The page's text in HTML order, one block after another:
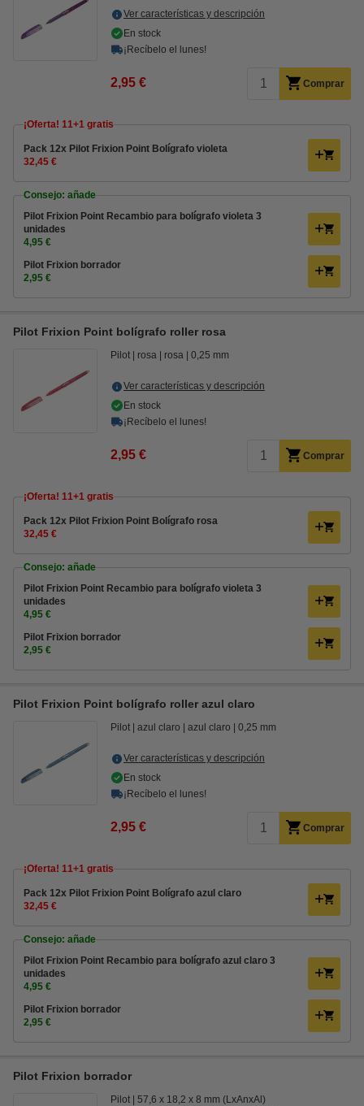
Ver características y descripción
En stock
¡Recíbelo el lunes!
2,95 € Comprar
¡Oferta! 11+1 gratis
Pack 12x Pilot Frixion Point Bolígrafo violeta
32,45 €
Consejo: añade
Pilot Frixion Point Recambio para bolígrafo violeta 3
unidades
4,95 €
Pilot Frixion borrador
2,95 €
Pilot Frixion Point bolígrafo roller rosa
Pilot rosa rosa 0,25 mm
Ver características y descripción
En stock
¡Recíbelo el lunes!
2,95 € Comprar
¡Oferta! 11+1 gratis
Pack 12x Pilot Frixion Point Bolígrafo rosa
32,45 €
Consejo: añade
Pilot Frixion Point Recambio para bolígrafo violeta 3
unidades
4,95 €
Pilot Frixion borrador
2,95 €
Pilot Frixion Point bolígrafo roller azul claro
Pilot azul claro azul claro 0,25 mm
Ver características y descripción
En stock
¡Recíbelo el lunes!
2,95 € Comprar
¡Oferta! 11+1 gratis
Pack 12x Pilot Frixion Point Bolígrafo azul claro
32,45 €
Consejo: añade
Pilot Frixion Point Recambio para bolígrafo azul claro 3
unidades
4,95 €
Pilot Frixion borrador
2,95 €
Pilot Frixion borrador
Pilot
57,6 x 18,2 x 8 mm (LxAnxAl)